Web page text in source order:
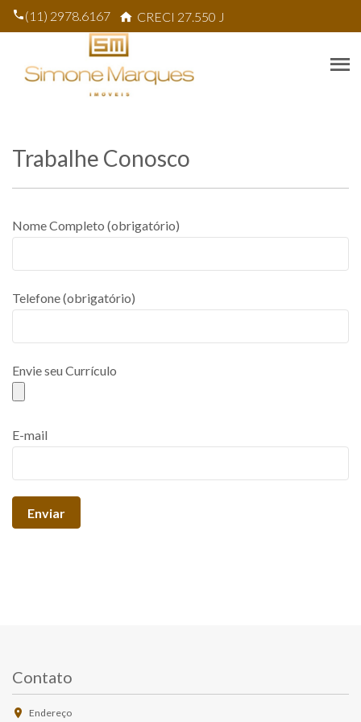
(11) 2978.6167 CRECI 27.550 J
Trabalhe Conosco
Nome Completo (obrigatório)
Telefone (obrigatório)
Envie seu Currículo
E-mail
Contato
Endereço